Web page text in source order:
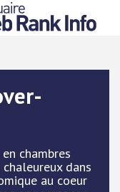
chambres
dans
au coeur